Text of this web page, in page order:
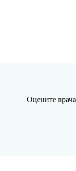
Оцените врача